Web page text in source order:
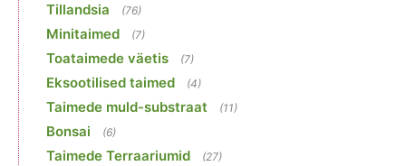
Tillandsia (76)
Minitaimed (7)
Toataimede väetis (7)
Eksootilised taimed (4)
Taimede muld-substraat (11)
Bonsai (6)
Taimede Terraariumid (27)